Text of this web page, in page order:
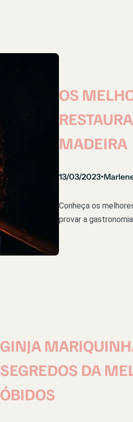
OS
MADEIRA
13/03/2023•
Conheça os
provar a
GINJA
SEGREDOS DA
ÓBIDOS